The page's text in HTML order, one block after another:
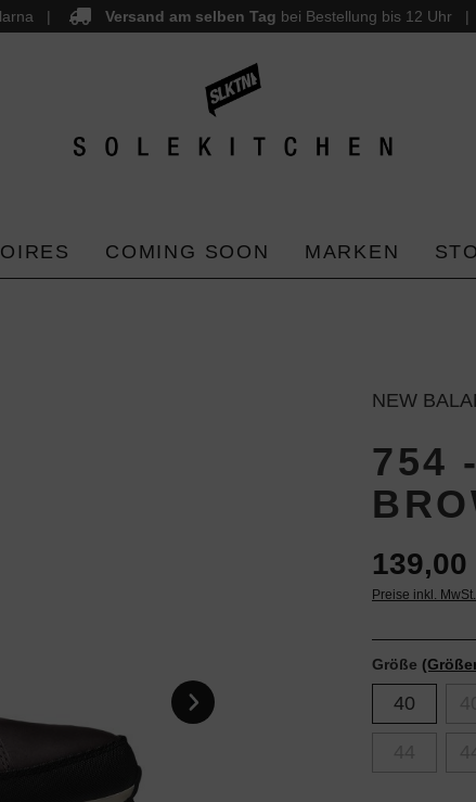
Versand am selben Tag bei Bestellung bis 12 Uhr
COMING SOON MARKEN
NEW
754
139,00
Preise inkl.
Größe
40